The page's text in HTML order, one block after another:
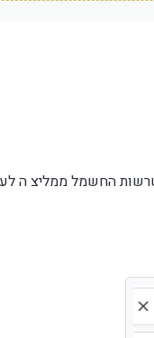
החשמל ממליצ ה